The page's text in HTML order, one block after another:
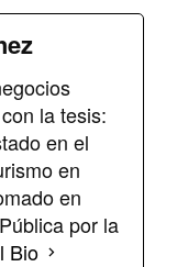
la tesis:
en el
en
en
por la
Bio